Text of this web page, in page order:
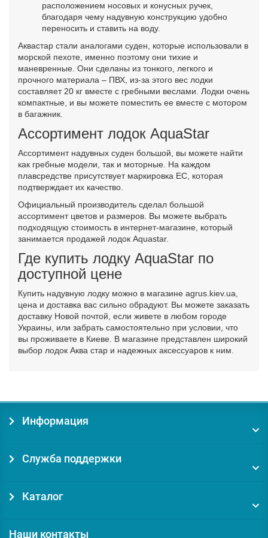
расположением носовых и конусных ручек,
благодаря чему надувную конструкцию удобно
переносить и ставить на воду.
Аквастар стали аналогами суден, которые использовали в
морской пехоте, именно поэтому они тихие и
маневренные. Они сделаны из тонкого, легкого и
прочного материала – ПВХ, из-за этого вес лодки
составляет 20 кг вместе с гребными веслами. Лодки очень
компактные, и вы можете поместить ее вместе с мотором
в багажник.
Ассортимент лодок AquaStar
Ассортимент надувных суден большой, вы можете найти
как гребные модели, так и моторные. На каждом
плавсредстве присутствует маркировка ЕС, которая
подтверждает их качество.
Официальный производитель сделал большой
ассортимент цветов и размеров. Вы можете выбрать
подходящую стоимость в интернет-магазине, который
занимается продажей лодок Aquastar.
Где купить лодку AquaStar по
доступной цене
Купить надувную лодку можно в магазине agrus.kiev.ua,
цена и доставка вас сильно обрадуют. Вы можете заказать
доставку Новой почтой, если живете в любом городе
Украины, или забрать самостоятельно при условии, что
вы проживаете в Киеве. В магазине представлен широкий
выбор лодок Аква стар и надежных аксессуаров к ним.
Информация
Служба поддержки
Каталог
Наши контакты